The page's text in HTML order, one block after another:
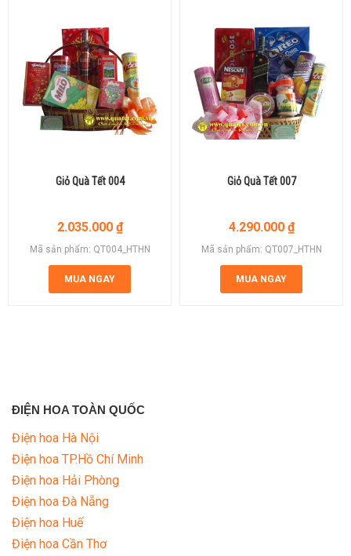
Giỏ Quà Tết 004
2.035.000 ₫
Mã sản phẩm: QT004_HTHN
MUA NGAY
Giỏ Quà Tết 007
4.290.000 ₫
Mã sản phẩm: QT007_HTHN
MUA NGAY
ĐIỆN HOA TOÀN QUỐC
Điện hoa Hà Nội
Điện hoa TP.Hồ Chí Minh
Điện hoa Hải Phòng
Điện hoa Đà Nẵng
Điện hoa Huế
Điện hoa Cần Thơ